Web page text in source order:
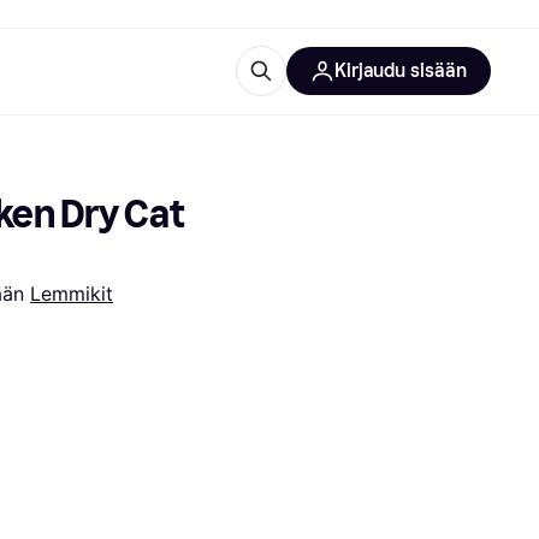
Kirjaudu sisään
Dry Cat
Lemmikit